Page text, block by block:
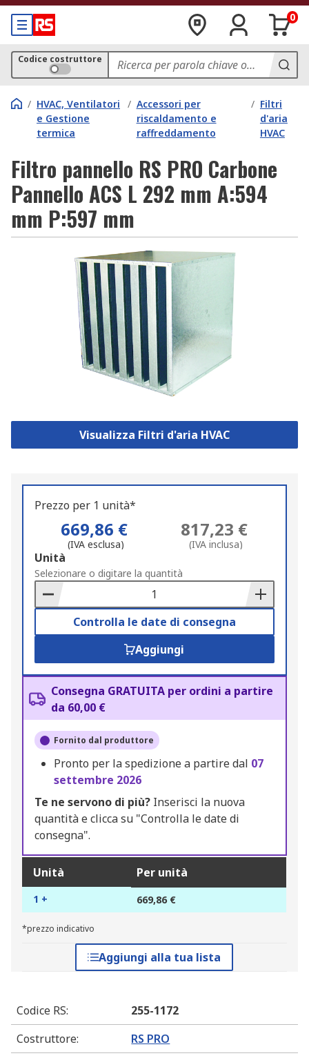
0
Codice costruttore
/ HVAC, Ventilatori
e Gestione
termica
/ Accessori per
riscaldamento e
raffreddamento
/ Filtri
d'aria
HVAC
Filtro pannello RS PRO Carbone
Pannello ACS L 292 mm A:594
mm P:597 mm
Visualizza Filtri d'aria HVAC
Prezzo per 1 unità*
669,86 €
(IVA esclusa)
817,23 €
(IVA inclusa)
Add
to
Basket
Unità
Selezionare o digitare la quantità
Controlla le date di consegna
Aggiungi
Consegna GRATUITA per ordini a partire
da 60,00 €
Fornito dal produttore
Pronto per la spedizione a partire dal 07
settembre 2026
Te ne servono di più? Inserisci la nuova
quantità e clicca su "Controlla le date di
consegna".
Unità Per unità
1 + 669,86 €
*prezzo indicativo
Aggiungi alla tua lista
Codice RS:
255-1172
Costruttore: RS PRO